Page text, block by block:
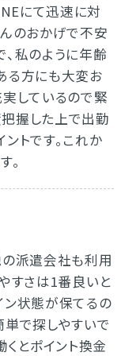
にて迅速に対
のおかげで不安
私のように年齢
る方にも大変お
しているので緊
握した上で出勤
トです。これか
。
の派遣会社も利用
すさは1番良いと
ン状態が保てるの
単で探しやすいで
くとポイント換金